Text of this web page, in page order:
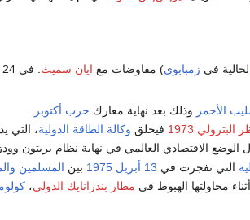
في زمبابوى) مفاوضات مع ايان سميث
الأحمر وذلك بعد نهاية معارك حرب أكتوبر
البترولي 1973 فيخلق وكالة الطاقة الدولية، التي يدعمها 16
الوضع الاقتصادي العالمي في نهاية نظام بريتون
التي تفجرت في 13 أبريل 1975 بين المسلمين
أثناء محاولتها الهبوط في مطار بندرانايك الدولي،